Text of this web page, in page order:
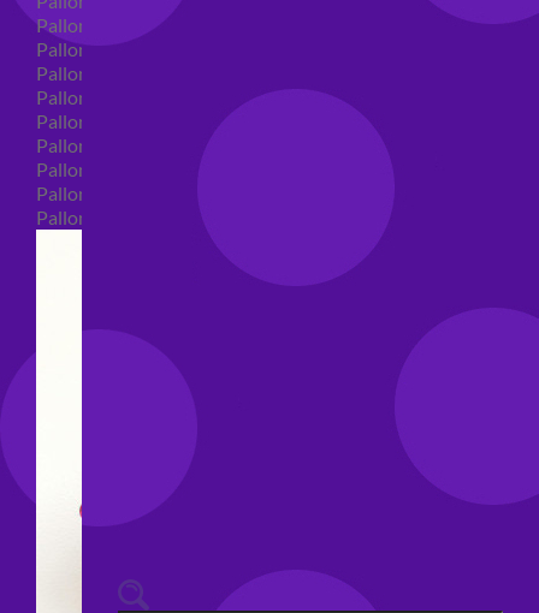
Palloncini compleanno shape
Palloncini 18 anni shape
Palloncini 30 anni shape
Palloncini 40 anni shape
Palloncini 50 anni shape
Palloncini 60/70/80/90/100 anni shape
Palloncini Matrimonio shape
Palloncini Anniversario shape
Palloncini generici shape